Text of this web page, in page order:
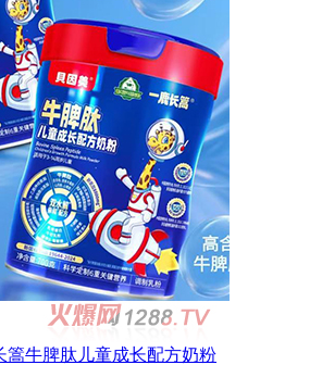
篙牛脾肽儿童成长配方奶粉